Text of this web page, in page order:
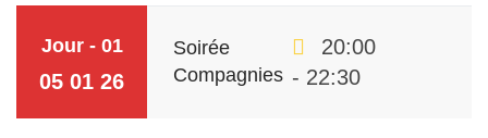
Jour - 01
05 01 26
Soirée
Compagnies
20:00
- 22:30